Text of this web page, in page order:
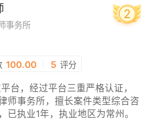
事务所
2
100.00 5 评分
台，经过平台三重严格认证，
师事务所，擅长案件类型综合咨
已执业1年，执业地区为常州。